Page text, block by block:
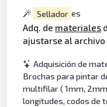
Sellador es
Adq. de materiales
ajustarse al
Adquisición de
Brochas para pintar
multifilar ( 1mm,
longitudes, codos de